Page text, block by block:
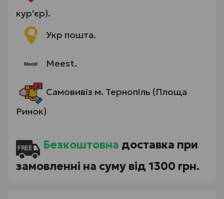
кур'єр).
Укр пошта.
Meest.
Самовивіз м. Тернопіль (Площа
Ринок)
Безкоштовна доставка при
замовленні на суму від 1300 грн.